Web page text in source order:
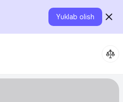
Yuklab olish